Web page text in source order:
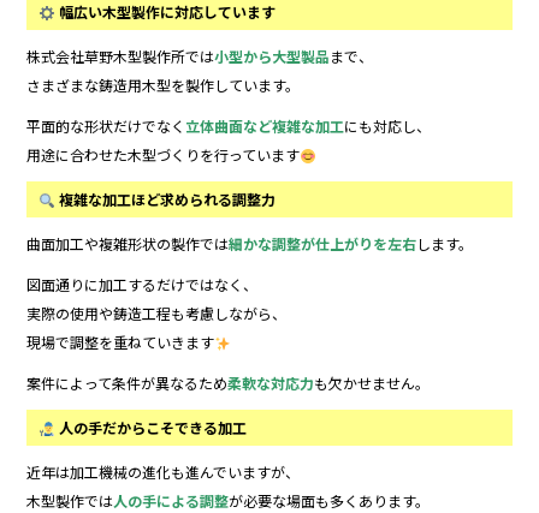
幅広い木型製作に対応しています
株式会社草野木型製作所では小型から大型製品まで、
さまざまな鋳造用木型を製作しています。
平面的な形状だけでなく 立体曲面など複雑な加工にも対応し、
用途に合わせた木型づくりを行っています
複雑な加工ほど求められる調整力
曲面加工や複雑形状の製作では細かな調整が仕上がりを左右します。
図面通りに加工するだけではなく、
実際の使用や鋳造工程も考慮しながら、
現場で調整を重ねていきます
案件によって条件が異なるため柔軟な対応力も欠かせません。
人の手だからこそできる加工
近年は加工機械の進化も進んでいますが、
木型製作では人の手による調整が必要な場面も多くあります。